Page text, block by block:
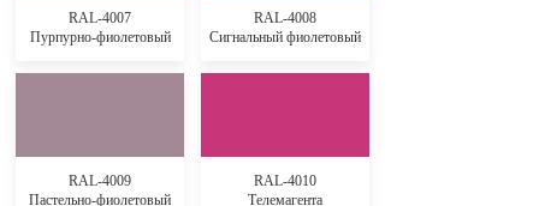
RAL-4007
Пурпурно-фиолетовый
RAL-4008
Сигнальный фиолетовый
RAL-4009
Пастельно-фиолетовый
RAL-4010
Телемагента